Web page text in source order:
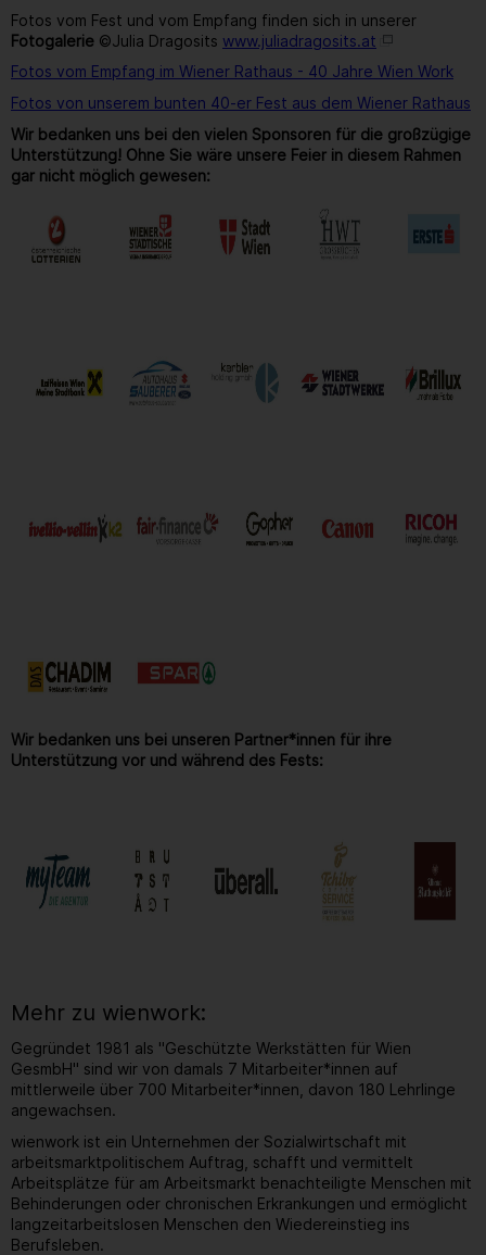
Fotos vom Fest und vom Empfang finden sich in unserer
Fotogalerie ©Julia Dragosits www.juliadragosits.at
Fotos vom Empfang im Wiener Rathaus - 40 Jahre Wien Work
Fotos von unserem bunten 40-er Fest aus dem Wiener Rathaus
Wir bedanken uns bei den vielen Sponsoren für die großzügige
Unterstützung! Ohne Sie wäre unsere Feier in diesem Rahmen
gar nicht möglich gewesen:
Wir bedanken uns bei unseren Partner*innen für ihre
Unterstützung vor und während des Fests:
Mehr zu wienwork:
Gegründet 1981 als "Geschützte Werkstätten für Wien
GesmbH" sind wir von damals 7 Mitarbeiter*innen auf
mittlerweile über 700 Mitarbeiter*innen, davon 180 Lehrlinge
angewachsen.
wienwork ist ein Unternehmen der Sozialwirtschaft mit
arbeitsmarktpolitischem Auftrag, schafft und vermittelt
Arbeitsplätze für am Arbeitsmarkt benachteiligte Menschen mit
Behinderungen oder chronischen Erkrankungen und ermöglicht
langzeitarbeitslosen Menschen den Wiedereinstieg ins
Berufsleben.